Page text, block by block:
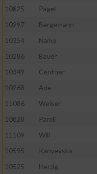
10825
Pagel
10297
Bergemann
10354
Name
10286
Bauer
10349
Centner
10268
Ade
11086
Weiser
10828
Paroll
11109
Will
10595
Kanyevska
10525
Herzig